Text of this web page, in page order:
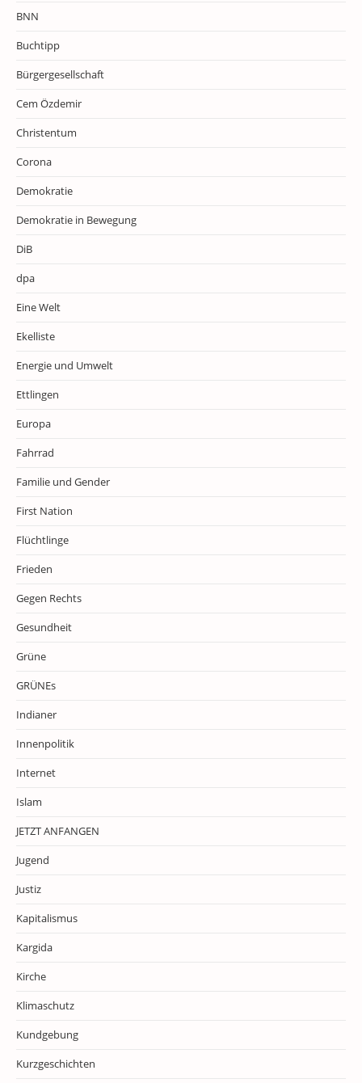
BNN
Buchtipp
Bürgergesellschaft
Cem Özdemir
Christentum
Corona
Demokratie
Demokratie in Bewegung
DiB
dpa
Eine Welt
Ekelliste
Energie und Umwelt
Ettlingen
Europa
Fahrrad
Familie und Gender
First Nation
Flüchtlinge
Frieden
Gegen Rechts
Gesundheit
Grüne
GRÜNEs
Indianer
Innenpolitik
Internet
Islam
JETZT ANFANGEN
Jugend
Justiz
Kapitalismus
Kargida
Kirche
Klimaschutz
Kundgebung
Kurzgeschichten